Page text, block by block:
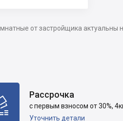
от застройщика актуальны
Рассрочка
с первым взносом от 30%,
Уточнить детали